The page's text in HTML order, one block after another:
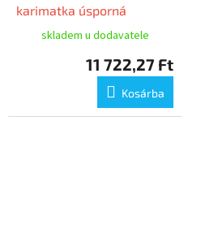
karimatka úsporná
skladem u dodavatele
11 722,27 Ft
Kosárba